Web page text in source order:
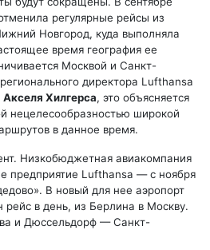
регулярные рейсы из
Новгород, куда выполняла
время география ее
Москвой и Санкт-
директора Lufthansa
Акселя Хилгерса, это объясняется
нецелесообразностью широкой
в данное время.
Низкобюджетная авиакомпания
предприятие Lufthansa — с ноября
В новый для нее аэропорт
рейс в день, из Берлина в Москву.
и Дюссельдорф — Санкт-